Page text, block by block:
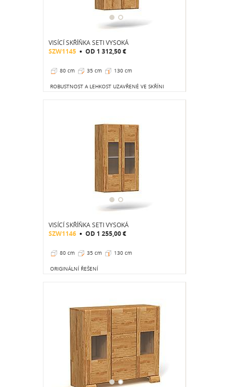
VISÍCÍ SKŘÍŇKA SETI VYSOKÁ
SZW1145 OD 1 312,50 €
80 cm 35 cm 130 cm
ROBUSTNOST A LEHKOST UZAVŘENÉ VE SKŘÍNI
VISÍCÍ SKŘÍŇKA SETI VYSOKÁ
SZW1146 OD 1 255,00 €
80 cm 35 cm 130 cm
ORIGINÁLNÍ ŘEŠENÍ